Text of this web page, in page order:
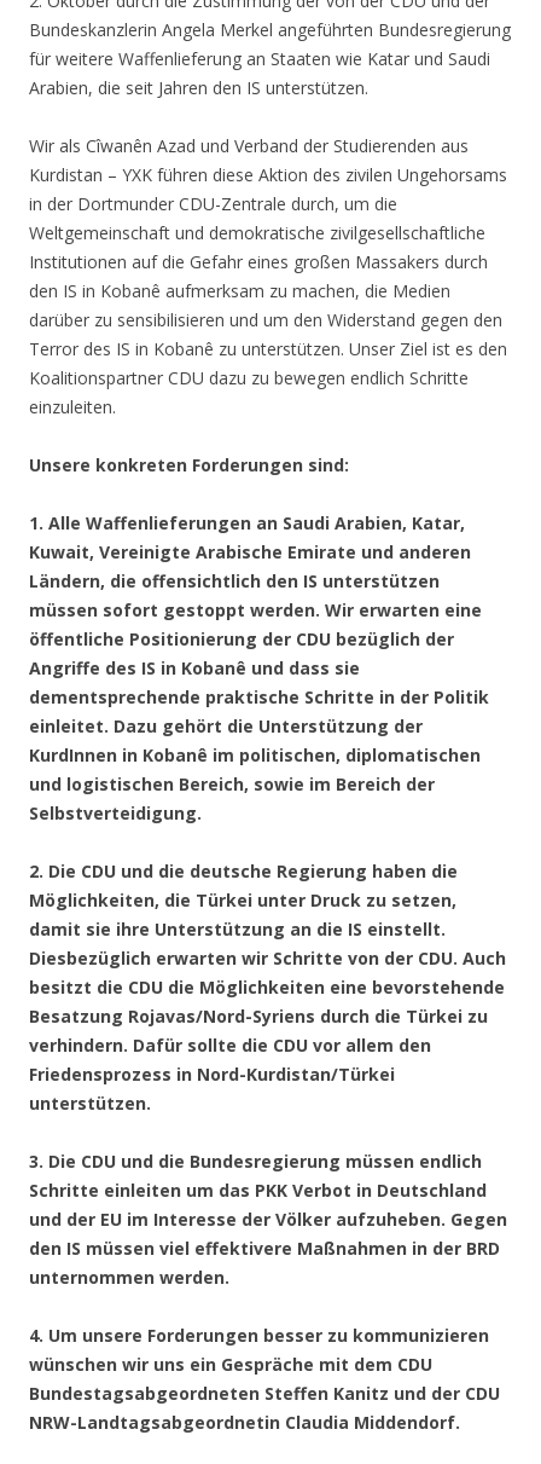
Bundeskanzlerin Angela Merkel angeführten Bundesregierung
für weitere Waffenlieferung an Staaten wie Katar und Saudi
Arabien, die seit Jahren den IS unterstützen.
Wir als Cîwanên Azad und Verband der Studierenden aus
Kurdistan – YXK führen diese Aktion des zivilen Ungehorsams
in der Dortmunder CDU-Zentrale durch, um die
Weltgemeinschaft und demokratische zivilgesellschaftliche
Institutionen auf die Gefahr eines großen Massakers durch
den IS in Kobanê aufmerksam zu machen, die Medien
darüber zu sensibilisieren und um den Widerstand gegen den
Terror des IS in Kobanê zu unterstützen. Unser Ziel ist es den
Koalitionspartner CDU dazu zu bewegen endlich Schritte
einzuleiten.
Unsere konkreten Forderungen sind:
1. Alle Waffenlieferungen an Saudi Arabien, Katar,
Kuwait, Vereinigte Arabische Emirate und anderen
Ländern, die offensichtlich den IS unterstützen
müssen sofort gestoppt werden. Wir erwarten eine
öffentliche Positionierung der CDU bezüglich der
Angriffe des IS in Kobanê und dass sie
dementsprechende praktische Schritte in der Politik
einleitet. Dazu gehört die Unterstützung der
KurdInnen in Kobanê im politischen, diplomatischen
und logistischen Bereich, sowie im Bereich der
Selbstverteidigung.
2. Die CDU und die deutsche Regierung haben die
Möglichkeiten, die Türkei unter Druck zu setzen,
damit sie ihre Unterstützung an die IS einstellt.
Diesbezüglich erwarten wir Schritte von der CDU. Auch
besitzt die CDU die Möglichkeiten eine bevorstehende
Besatzung Rojavas/Nord-Syriens durch die Türkei zu
verhindern. Dafür sollte die CDU vor allem den
Friedensprozess in Nord-Kurdistan/Türkei
unterstützen.
3. Die CDU und die Bundesregierung müssen endlich
Schritte einleiten um das PKK Verbot in Deutschland
und der EU im Interesse der Völker aufzuheben. Gegen
den IS müssen viel effektivere Maßnahmen in der BRD
unternommen werden.
4. Um unsere Forderungen besser zu kommunizieren
wünschen wir uns ein Gespräche mit dem CDU
Bundestagsabgeordneten Steffen Kanitz und der CDU
NRW-Landtagsabgeordnetin Claudia Middendorf.